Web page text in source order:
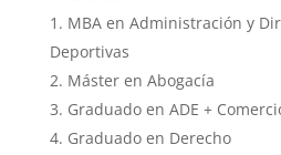
MBA en Administración y
Deportivas
Máster en Abogacía
Graduado en ADE +
Graduado en Derecho